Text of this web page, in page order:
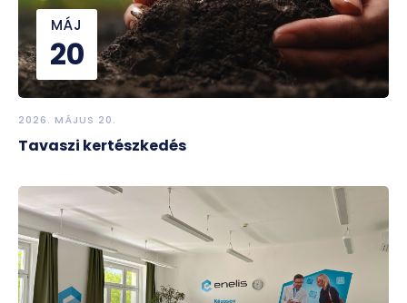
MÁJ
20
2026. MÁJUS 20.
Tavaszi kertészkedés